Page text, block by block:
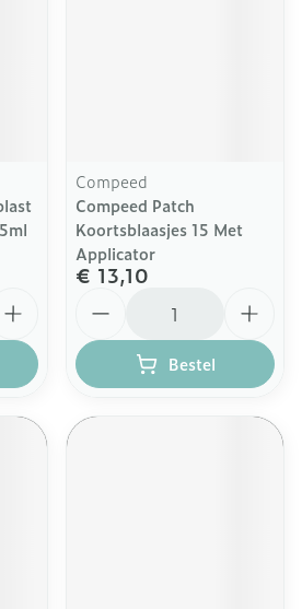
Compeed
Compeed Patch
Koortsblaasjes 15 Met
Applicator
€ 13,10
Bestel